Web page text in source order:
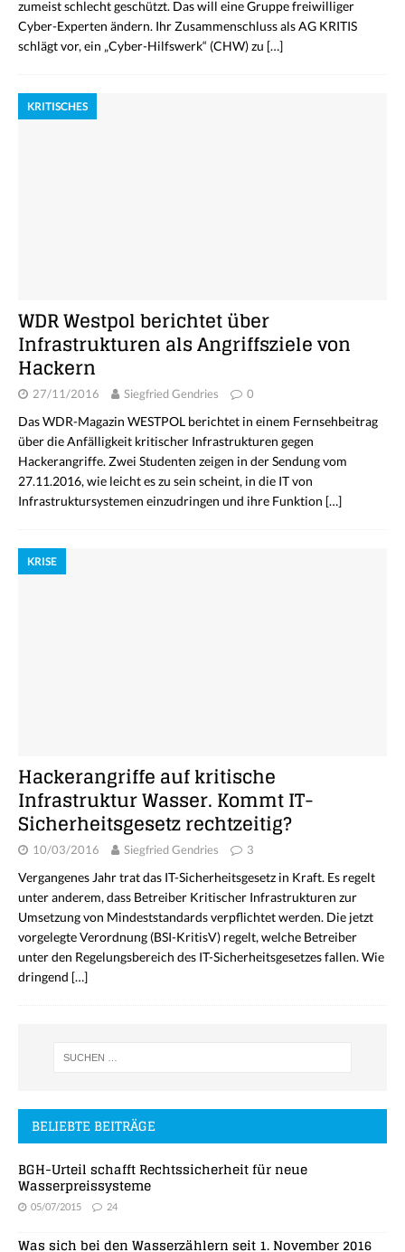
zumeist schlecht geschützt. Das will eine Gruppe freiwilliger
Cyber-Experten ändern. Ihr Zusammenschluss als AG KRITIS
schlägt vor, ein „Cyber-Hilfswerk“ (CHW) zu […]
KRITISCHES
WDR Westpol berichtet über
Infrastrukturen als Angriffsziele von
Hackern
27/11/2016 Siegfried Gendries 0
Das WDR-Magazin WESTPOL berichtet in einem Fernsehbeitrag
über die Anfälligkeit kritischer Infrastrukturen gegen
Hackerangriffe. Zwei Studenten zeigen in der Sendung vom
27.11.2016, wie leicht es zu sein scheint, in die IT von
Infrastruktursystemen einzudringen und ihre Funktion […]
KRISE
Hackerangriffe auf kritische
Infrastruktur Wasser. Kommt IT-
Sicherheitsgesetz rechtzeitig?
10/03/2016 Siegfried Gendries 3
Vergangenes Jahr trat das IT-Sicherheitsgesetz in Kraft. Es regelt
unter anderem, dass Betreiber Kritischer Infrastrukturen zur
Umsetzung von Mindeststandards verpflichtet werden. Die jetzt
vorgelegte Verordnung (BSI-KritisV) regelt, welche Betreiber
unter den Regelungsbereich des IT-Sicherheitsgesetzes fallen. Wie
dringend […]
BELIEBTE BEITRÄGE
BGH-Urteil schafft Rechtssicherheit für neue
Wasserpreissysteme
05/07/2015 24
Was sich bei den Wasserzählern seit 1. November 2016